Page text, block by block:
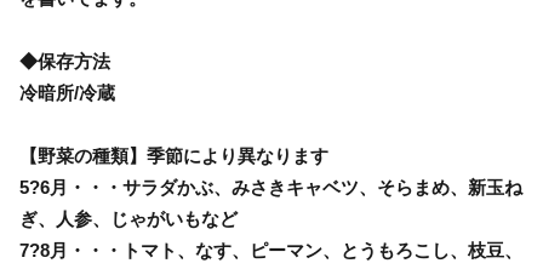
◆保存方法
冷暗所/冷蔵
【野菜の種類】季節により異なります
5?6月・・・サラダかぶ、みさきキャベツ、そらまめ、新玉ね
ぎ、人参、じゃがいもなど
7?8月・・・トマト、なす、ピーマン、とうもろこし、枝豆、